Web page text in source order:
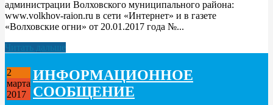
администрации Волховского муниципального района:
www.volkhov-raion.ru в сети «Интернет» и в газете
«Волховские огни» от 20.01.2017 года №...
Читать дальше
2
марта
2017
ИНФОРМАЦИОННОЕ
СООБЩЕНИЕ